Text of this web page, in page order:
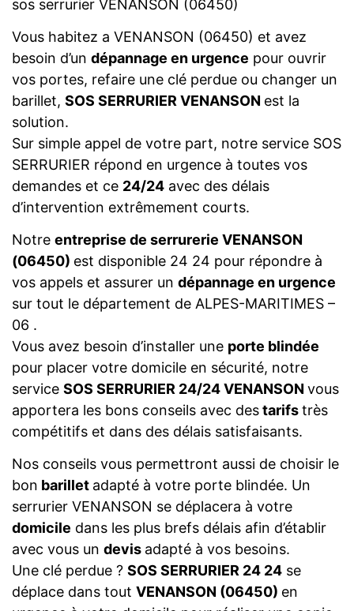
sos serrurier VENANSON (06450)
Vous habitez a VENANSON (06450) et avez
besoin d’un dépannage en urgence pour ouvrir
vos portes, refaire une clé perdue ou changer un
barillet, SOS SERRURIER VENANSON est la
solution.
Sur simple appel de votre part, notre service SOS
SERRURIER répond en urgence à toutes vos
demandes et ce 24/24 avec des délais
d’intervention extrêmement courts.
Notre entreprise de serrurerie VENANSON
(06450) est disponible 24 24 pour répondre à
vos appels et assurer un dépannage en urgence
sur tout le département de ALPES-MARITIMES –
06 .
Vous avez besoin d’installer une porte blindée
pour placer votre domicile en sécurité, notre
service SOS SERRURIER 24/24 VENANSON vous
apportera les bons conseils avec destarifstrès
compétitifs et dans des délais satisfaisants.
Nos conseils vous permettront aussi de choisir le
bon barillet adapté à votre porte blindée. Un
serrurier VENANSON se déplacera à votre
domicile dans les plus brefs délais afin d’établir
avec vous un devis adapté à vos besoins.
Une clé perdue ? SOS SERRURIER 24 24 se
déplace dans tout VENANSON (06450) en